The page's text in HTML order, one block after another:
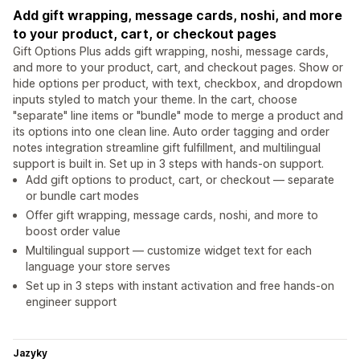
Add gift wrapping, message cards, noshi, and more
to your product, cart, or checkout pages
Gift Options Plus adds gift wrapping, noshi, message cards,
and more to your product, cart, and checkout pages. Show or
hide options per product, with text, checkbox, and dropdown
inputs styled to match your theme. In the cart, choose
"separate" line items or "bundle" mode to merge a product and
its options into one clean line. Auto order tagging and order
notes integration streamline gift fulfillment, and multilingual
support is built in. Set up in 3 steps with hands-on support.
Add gift options to product, cart, or checkout — separate
or bundle cart modes
Offer gift wrapping, message cards, noshi, and more to
boost order value
Multilingual support — customize widget text for each
language your store serves
Set up in 3 steps with instant activation and free hands-on
engineer support
Jazyky